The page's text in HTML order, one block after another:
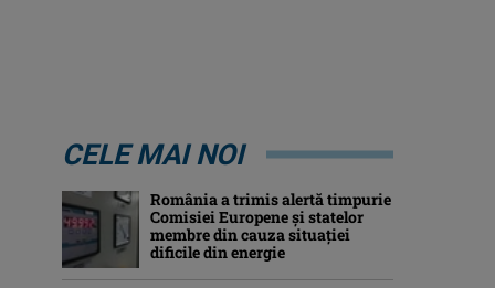
CELE MAI NOI
România a trimis alertă timpurie
Comisiei Europene și statelor
membre din cauza situației
dificile din energie